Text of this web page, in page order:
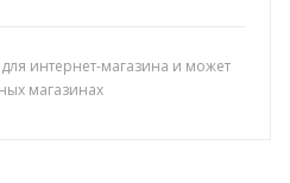
интернет-магазина и может
магазинах